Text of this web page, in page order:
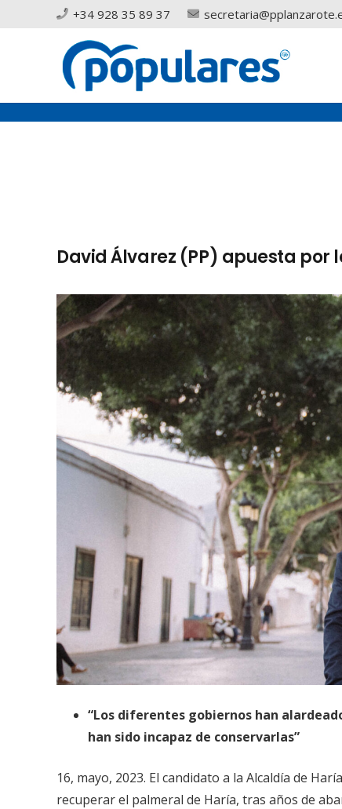
+34 928 35 89 37
David Álvarez (PP) apuesta
“Los diferentes gobiernos han
han sido incapaz de conservarlas”
16, mayo, 2023. El candidato a la Alcaldía de
recuperar el palmeral de Haría, tras años de